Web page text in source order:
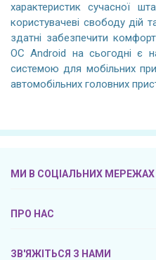
характеристик сучасної
користувачеві свободу дій
здатні забезпечити
ОС Android на сьогодні є
системою для мобільних
автомобільних головних
МИ В СОЦІАЛЬНИХ МЕРЕЖАХ
ПРО НАС
ЗВ'ЯЖІТЬСЯ З НАМИ